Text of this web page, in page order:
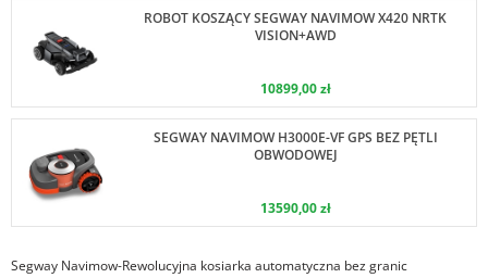
ROBOT KOSZĄCY SEGWAY NAVIMOW X420 NRTK
VISION+AWD
10899,00 zł
SEGWAY NAVIMOW H3000E-VF GPS BEZ PĘTLI
OBWODOWEJ
13590,00 zł
Segway Navimow-Rewolucyjna kosiarka automatyczna bez granic